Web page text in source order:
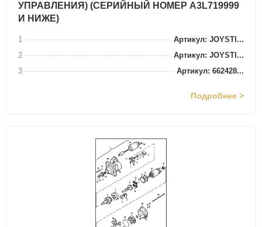
УПРАВЛЕНИЯ) (СЕРИЙНЫЙ НОМЕР A3L719999
И НИЖЕ)
1
Артикул: JOYSTI...
2
Артикул: JOYSTI...
3
Артикул: 662428...
Подробнее >